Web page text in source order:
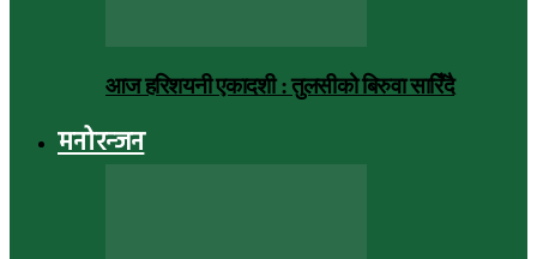
आज हरिशयनी एकादशी : तुलसीको बिरुवा सारिँदै
मनोरन्जन